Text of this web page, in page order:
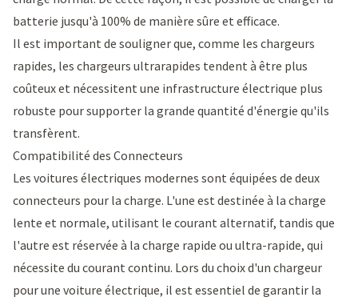
batterie jusqu'à 100% de manière sûre et efficace.
Il est important de souligner que, comme les chargeurs
rapides, les chargeurs ultrarapides tendent à être plus
coûteux et nécessitent une infrastructure électrique plus
robuste pour supporter la grande quantité d'énergie qu'ils
transfèrent.
Compatibilité des Connecteurs
Les voitures électriques modernes sont équipées de deux
connecteurs pour la charge. L'une est destinée à la charge
lente et normale, utilisant le courant alternatif, tandis que
l'autre est réservée à la charge rapide ou ultra-rapide, qui
nécessite du courant continu. Lors du choix d'un chargeur
pour une voiture électrique, il est essentiel de garantir la